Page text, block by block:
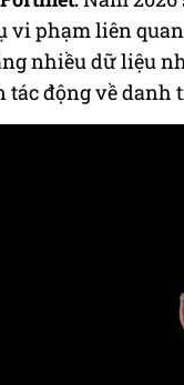
vi phạm liên
nhiều dữ liệu
tác động về danh